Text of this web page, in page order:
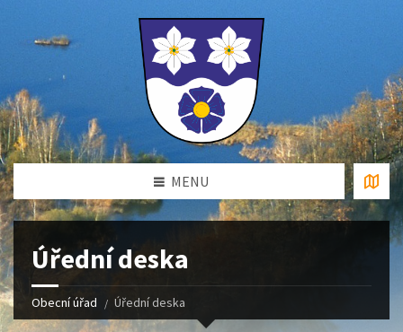
MENU
Úřední deska
Obecní úřad Úřední deska